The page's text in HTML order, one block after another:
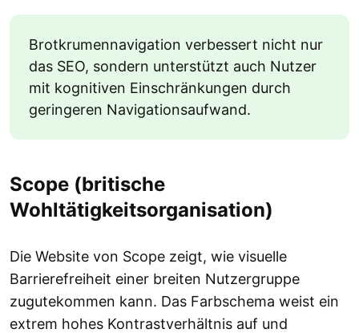
Brotkrumennavigation verbessert nicht nur
das SEO, sondern unterstützt auch Nutzer
mit kognitiven Einschränkungen durch
geringeren Navigationsaufwand.
Scope (britische
Wohltätigkeitsorganisation)
Die Website von Scope zeigt, wie visuelle
Barrierefreiheit einer breiten Nutzergruppe
zugutekommen kann. Das Farbschema weist ein
extrem hohes Kontrastverhältnis auf und